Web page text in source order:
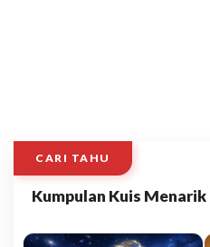
CARI TAHU
Kumpulan Kuis Menarik